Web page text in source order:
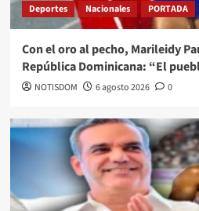
Deportes Nacionales PORTADA
Con el oro al pecho, Marileidy
República Dominicana: “El
NOTISDOM 6 agosto 2026 0